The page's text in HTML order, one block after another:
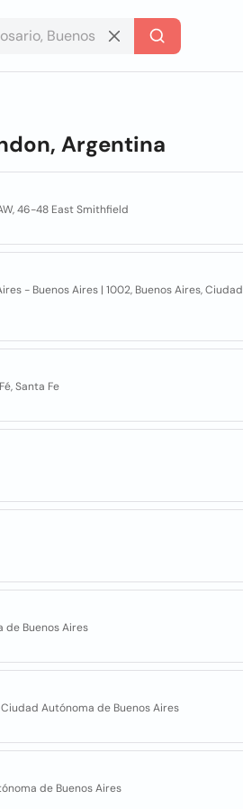
Argentina
46-48 East Smithfield
- Buenos Aires | 1002, Buenos Aires, Ciudad
Santa Fe
de Buenos Aires
Autónoma de Buenos Aires
de Buenos Aires